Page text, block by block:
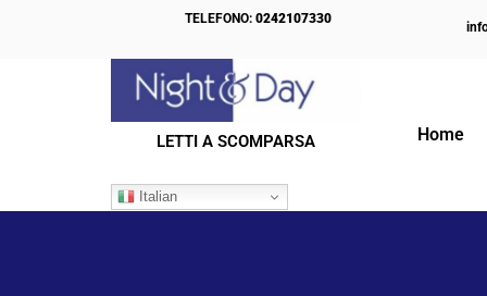
TELEFONO:0242107330
LETTI A SCOMPARSA
Italian
Home
IL NOSTRO